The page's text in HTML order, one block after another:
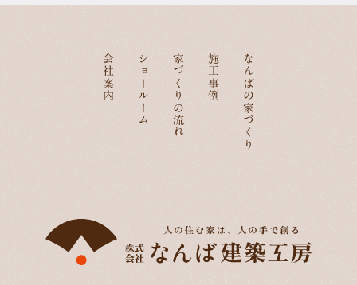
なんばの家づくり
施工事例
家づくりの流れ
ショールーム
会社案内